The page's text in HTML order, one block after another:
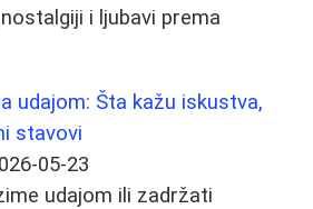
i ljubavi prema
udajom: Šta kažu iskustva,
stavovi
05-23
udajom ili zadržati